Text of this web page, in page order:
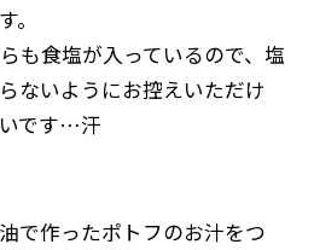
。
も食塩が入っているので、塩
ないようにお控えいただけ
です…汗
で作ったポトフのお汁をつ